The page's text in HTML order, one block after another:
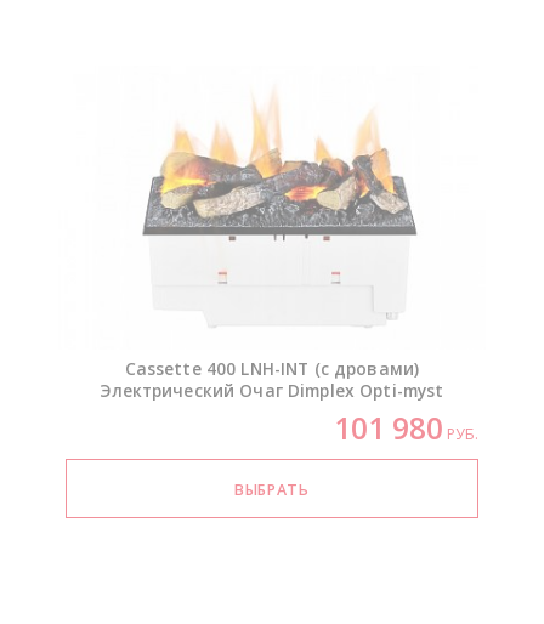
Cassette 400 LNH-INT (с дровами)
Электрический Очаг Dimplex Opti-myst
101 980 РУБ.